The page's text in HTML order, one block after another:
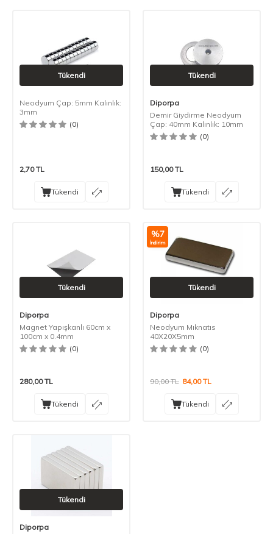
Tükendi
Neodyum Çap: 5mm Kalınlık:
3mm
(0)
2,70TL
Tükendi
Tükendi
Diporpa
Demir Giydirme Neodyum
Çap: 40mm Kalınlık: 10mm
(0)
150,00TL
Tükendi
Tükendi
Diporpa
Magnet Yapışkanlı 60cm x
100cm x 0.4mm
(0)
280,00TL
Tükendi
%7
İndirim
Tükendi
Diporpa
Neodyum Mıknatıs
40X20X5mm
(0)
90,00TL 84,00TL
Tükendi
Tükendi
Diporpa